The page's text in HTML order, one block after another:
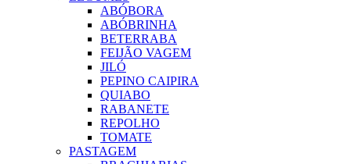
ABÓBORA
ABÓBRINHA
BETERRABA
FEIJÃO VAGEM
JILÓ
PEPINO CAIPIRA
QUIABO
RABANETE
REPOLHO
TOMATE
PASTAGEM